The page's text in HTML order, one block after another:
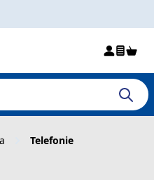
Telefonie